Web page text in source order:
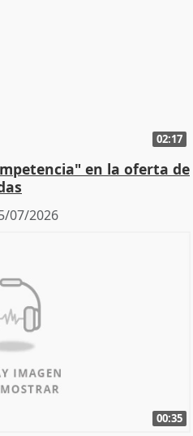
02:17
en la oferta de
07/2026
00:35